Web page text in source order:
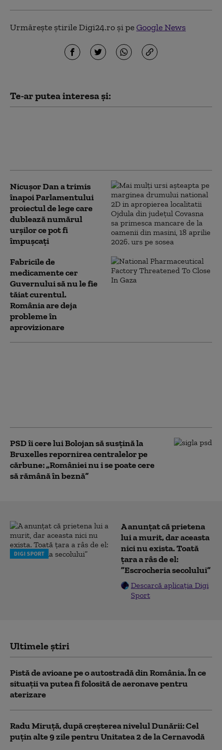
Urmărește știrile Digi24.ro și peGoogle News
Te-ar putea interesa și:
Nicușor Dan a trimis
înapoi Parlamentului
proiectul de lege care
dublează numărul
urșilor ce pot fi
împușcați
Fabricile de
medicamente cer
Guvernului să nu le fie
tăiat curentul.
România are deja
probleme în
aprovizionare
PSD îi cere lui Bolojan să susțină la
Bruxelles repornirea centralelor pe
cărbune: „României nu i se poate cere
să rămână în beznă”
DIGI SPORT
A anunțat că prietena
lui a murit, dar aceasta
nici nu exista. Toată
țara a râs de el:
”Escrocheria secolului”
Descarcă aplicația Digi
Sport
Ultimele știri
Pistă de avioane pe o autostradă din România. În ce
situații va putea fi folosită de aeronave pentru
aterizare
Radu Miruță, după creșterea nivelul Dunării: Cel
puțin alte 9 zile pentru Unitatea 2 de la Cernavodă